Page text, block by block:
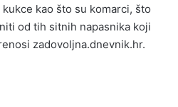
kao što su komarci, što
od tih sitnih napasnika koji
zadovoljna.dnevnik.hr.